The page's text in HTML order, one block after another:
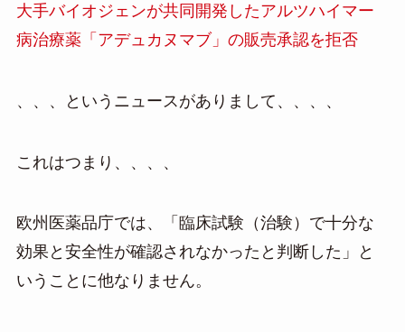
大手バイオジェンが共同開発したアルツハイマー
病治療薬「アデュカヌマブ」の販売承認を拒否
、、、というニュースがありまして、、、、
これはつまり、、、、
欧州医薬品庁では、「臨床試験（治験）で十分な
効果と安全性が確認されなかったと判断した」と
いうことに他なりません。